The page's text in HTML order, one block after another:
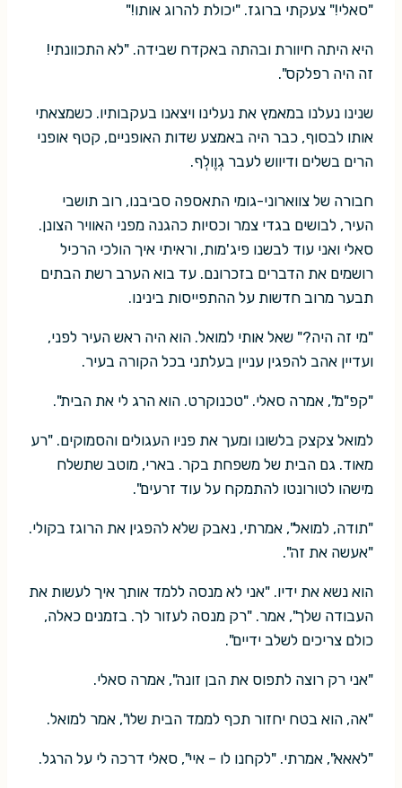
"סאלי!" צעקתי ברוגז. "יכולת להרוג אותו!"
היא היתה חיוורת ובהתה באקדח שבידה. "לא התכוונתי!
זה היה רפלקס".
שנינו נעלנו במאמץ את נעלינו ויצאנו בעקבותיו. כשמצאתי
אותו לבסוף, כבר היה באמצע שדות האופניים, קטף אופני
הרים בשלים ודיווש לעבר גְוֶולְף.
חבורה של צווארוני-גומי התאספה סביבנו, רוב תושבי
העיר, לבושים בגדי צמר וכסיות כהגנה מפני האוויר הצונן.
סאלי ואני עוד לבשנו פיג'מות, וראיתי איך הולכי הרכיל
רושמים את הדברים בזכרונם. עד בוא הערב רשת הבתים
תבער מרוב חדשות על ההתפייסות בינינו.
"מי זה היה?" שאל אותי למואל. הוא היה ראש העיר לפני,
ועדיין אהב להפגין עניין בעלתני בכל הקורה בעיר.
"קפ"מ", אמרה סאלי. "טכנוקרט. הוא הרג לי את הבית".
למואל צקצק בלשונו ומעך את פניו העגולים והסמוקים. "רע
מאוד. גם הבית של משפחת בקר. בארי, מוטב שתשלח
מישהו לטורונטו להתמקח על עוד זרעים".
"תודה, למואל", אמרתי, נאבק שלא להפגין את הרוגז בקולי.
"אעשה את זה".
הוא נשא את ידיו. "אני לא מנסה ללמד אותך איך לעשות את
העבודה שלך", אמר. "רק מנסה לעזור לך. בזמנים כאלה,
כולם צריכים לשלב ידיים".
"אני רק רוצה לתפוס את הבן זונה", אמרה סאלי.
"אה, הוא בטח יחזור תכף לממד הבית שלו", אמר למואל.
"לאאא", אמרתי. "לקחנו לו – איי", סאלי דרכה לי על הרגל.